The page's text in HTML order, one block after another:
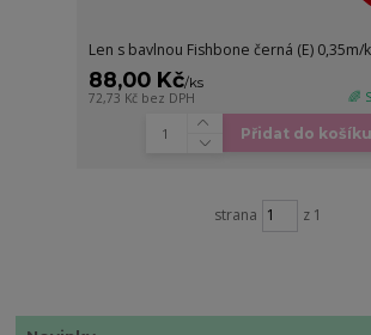
Len s bavlnou Fishbone černá (E) 0,35m/
88,00 Kč/ks
72,73 Kč bez DPH 🌈
Přidat do košíku
strana z 1